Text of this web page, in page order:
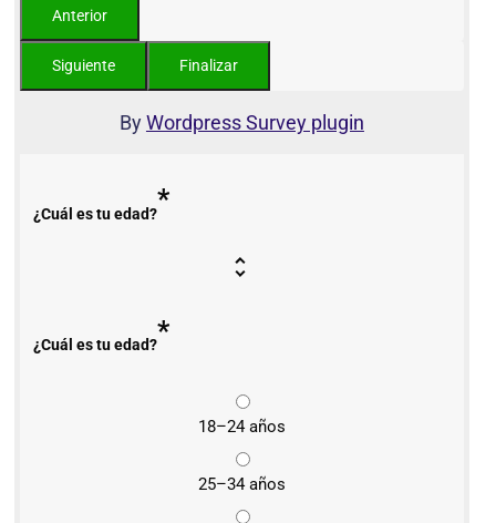
ByWordpress Survey plugin
¿Cuál es tu edad?*
¿Cuál es tu edad?*
18–24 años
25–34 años